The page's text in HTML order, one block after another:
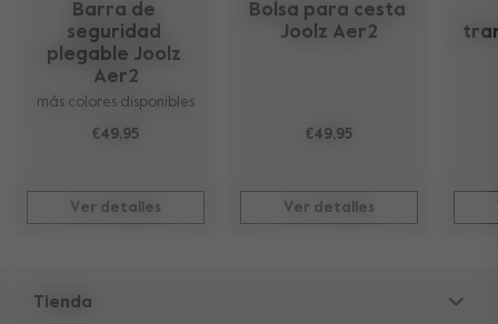
Barra de
seguridad
plegable Joolz
Aer2
más colores disponibles
€49,95
Ver detalles
Bolsa para cesta
Joolz Aer2
€49,95
Ver detalles
Tienda